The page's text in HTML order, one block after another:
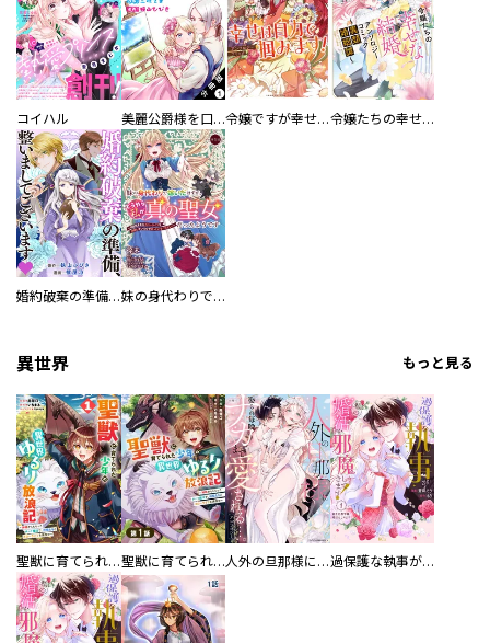
コイハル 美麗公爵様を口説いてこいと命じられたのに、予想外に溺愛されています（コミック） 分冊版 令嬢ですが幸せは自力で掴みます！アンソロジーコミック 令嬢たちの幸せな結婚アンソロジーコミック～異類婚姻譚～
婚約破棄の準備、整いましてございます 妹の身代わりで嫁いだはずが、どうやら私が真の聖女だったようです～自由気ままなスローライフを満喫しているのでほっといてください！～
異世界 もっと見る
聖獣に育てられた少年の異世界ゆるり放浪記～神様からもらったチート魔法で、仲間たちとスローライフを満喫中～ 聖獣に育てられた少年の異世界ゆるり放浪記～神様からもらったチート魔法で、仲間たちとスローライフを満喫中～【分冊版】 人外の旦那様に娶られ毎晩ナカまで愛される…。アンソロジー 過保護な執事が私の婚活を邪魔してきます！ 分冊版